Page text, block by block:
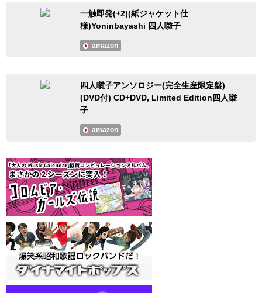
一触即発(+2)(紙ジャケット仕
様)Yoninbayashi 四人囃子
amazon
四人囃子アンソロジー(完全生産限定盤)
(DVD付) CD+DVD, Limited Edition四人囃
子
amazon